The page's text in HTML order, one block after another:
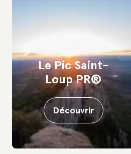
Le Pic Saint-
Loup PR®
Découvrir